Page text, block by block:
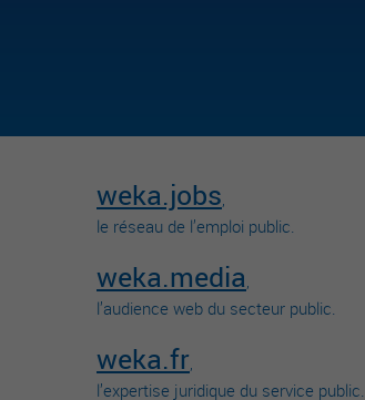
weka.jobs,
le réseau de l’emploi public.
weka.media,
l’audience web du secteur public.
weka.fr,
l’expertise juridique du service public.